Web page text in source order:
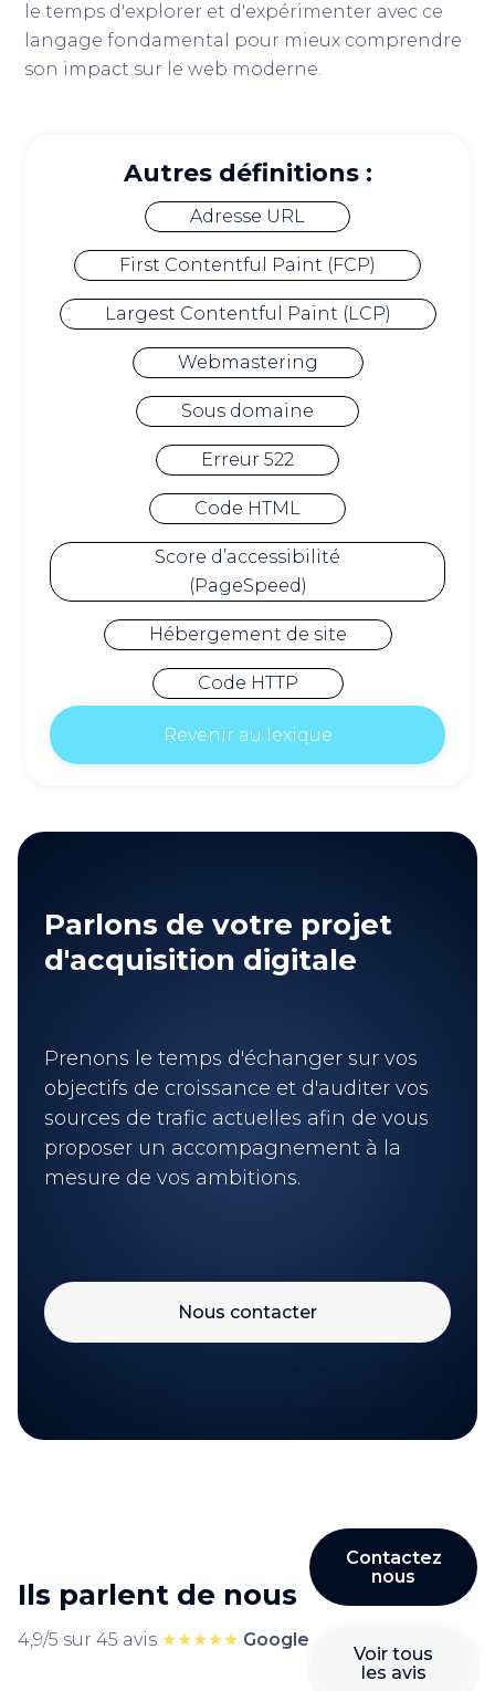
le temps d'explorer et d'expérimenter avec ce
langage fondamental pour mieux comprendre
son impact sur le web moderne.
Autres définitions :
Adresse URL
First Contentful Paint (FCP)
Largest Contentful Paint (LCP)
Webmastering
Sous domaine
Erreur 522
Code HTML
Score d’accessibilité
(PageSpeed)
Hébergement de site
Code HTTP
Revenir au lexique
Parlons de votre projet
d'acquisition digitale
Prenons le temps d'échanger sur vos
objectifs de croissance et d'auditer vos
sources de trafic actuelles afin de vous
proposer un accompagnement à la
mesure de vos ambitions.
Nous contacter
Ils parlent de nous
4,9/5 sur 45 avis ★★★★★ Google
Contactez
nous
Voir tous
les avis